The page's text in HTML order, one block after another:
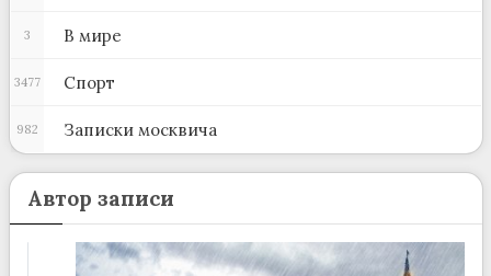
В мире
3
Спорт
3477
Записки москвича
982
Автор записи